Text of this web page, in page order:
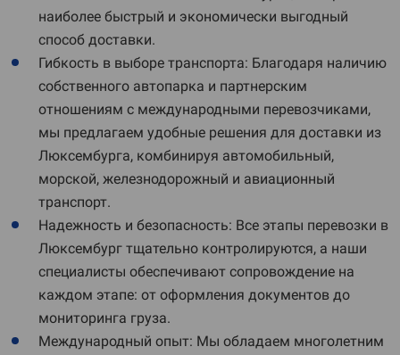
наиболее быстрый и экономически выгодный
способ доставки.
Гибкость в выборе транспорта: Благодаря наличию
собственного автопарка и партнерским
отношениям с международными перевозчиками,
мы предлагаем удобные решения для доставки из
Люксембурга, комбинируя автомобильный,
морской, железнодорожный и авиационный
транспорт.
Надежность и безопасность: Все этапы перевозки в
Люксембург тщательно контролируются, а наши
специалисты обеспечивают сопровождение на
каждом этапе: от оформления документов до
мониторинга груза.
Международный опыт: Мы обладаем многолетним